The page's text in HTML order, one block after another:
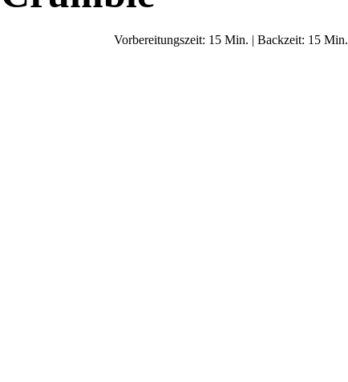
Vorbereitungszeit: 15 Min. | Backzeit: 15 Min.